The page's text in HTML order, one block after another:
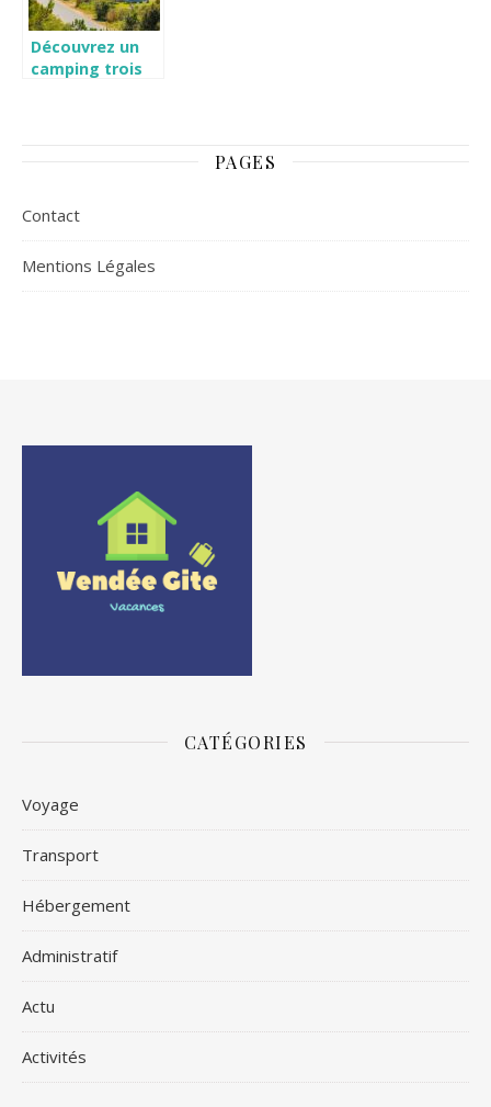
Découvrez un
camping trois
PAGES
Contact
Mentions Légales
CATÉGORIES
Voyage
Transport
Hébergement
Administratif
Actu
Activités